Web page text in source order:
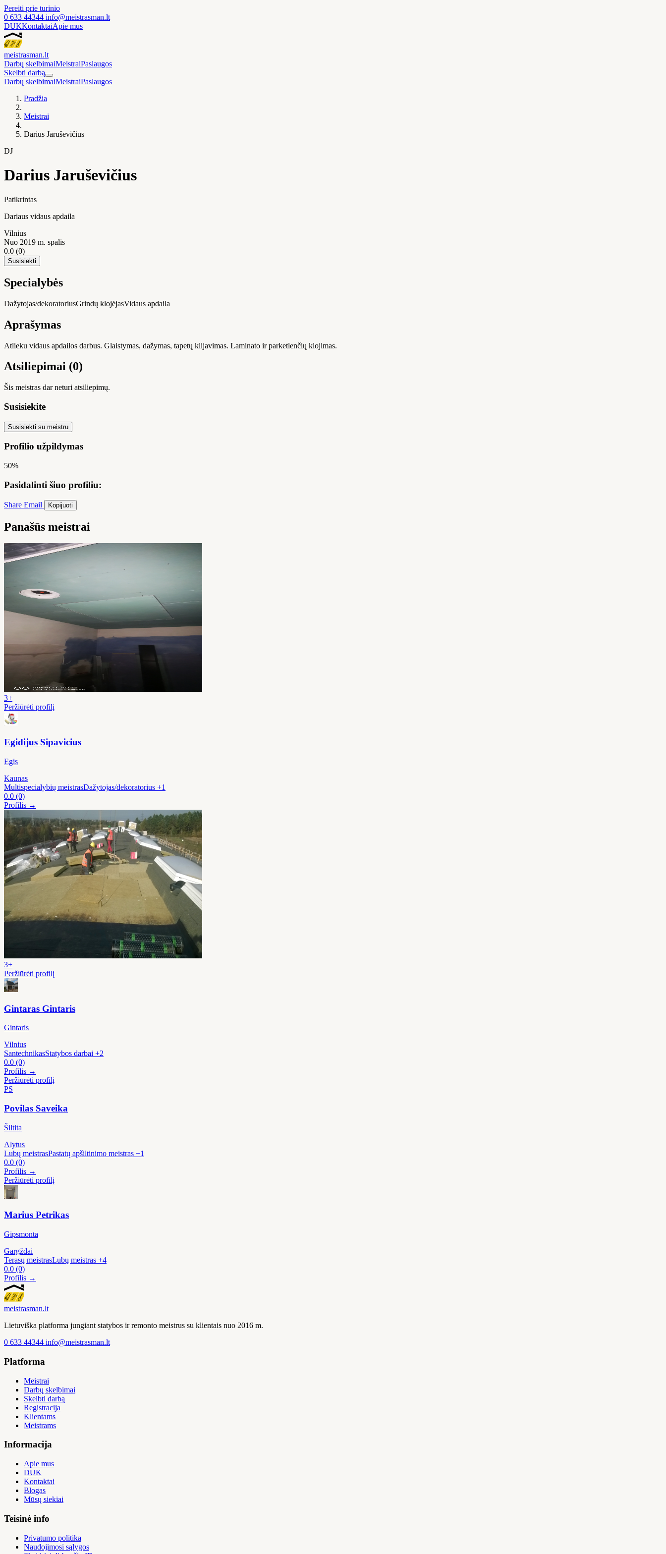
Pereiti prie turinio
0 633 44344 info@meistrasman.lt
DUKKontaktaiApie mus
meistrasman.lt
Darbų skelbimaiMeistraiPaslaugos
Skelbti darbą
Darbų skelbimaiMeistraiPaslaugos
Pradžia
Meistrai
Darius Jaruševičius
DJ
Darius Jaruševičius
Patikrintas
Dariaus vidaus apdaila
Vilnius
Nuo 2019 m. spalis
0.0 (0)
Susisiekti
Specialybės
Dažytojas/dekoratoriusGrindų klojėjasVidaus apdaila
Aprašymas
Atlieku vidaus apdailos darbus. Glaistymas, dažymas, tapetų klijavimas. Laminato ir parketlenčių klojimas.
Atsiliepimai (0)
Šis meistras dar neturi atsiliepimų.
Susisiekite
Susisiekti su meistru
Profilio užpildymas
50%
Pasidalinti šiuo profiliu:
Share Email Kopijuoti
Panašūs meistrai
3+
Peržiūrėti profilį
Egidijus Sipavicius
Egis
Kaunas
Multispecialybių meistrasDažytojas/dekoratorius +1
0.0 (0)
Profilis →
3+
Peržiūrėti profilį
Gintaras Gintaris
Gintaris
Vilnius
SantechnikasStatybos darbai +2
0.0 (0)
Profilis →
Peržiūrėti profilį
PS
Povilas Saveika
Šiltita
Alytus
Lubų meistrasPastatų apšiltinimo meistras +1
0.0 (0)
Profilis →
Peržiūrėti profilį
Marius Petrikas
Gipsmonta
Gargždai
Terasų meistrasLubų meistras +4
0.0 (0)
Profilis →
meistrasman.lt
Lietuviška platforma jungiant statybos ir remonto meistrus su klientais nuo 2016 m.
0 633 44344 info@meistrasman.lt
Platforma
Meistrai
Darbų skelbimai
Skelbti darbą
Registracija
Klientams
Meistrams
Informacija
Apie mus
DUK
Kontaktai
Blogas
Mūsų siekiai
Teisinė info
Privatumo politika
Naudojimosi sąlygos